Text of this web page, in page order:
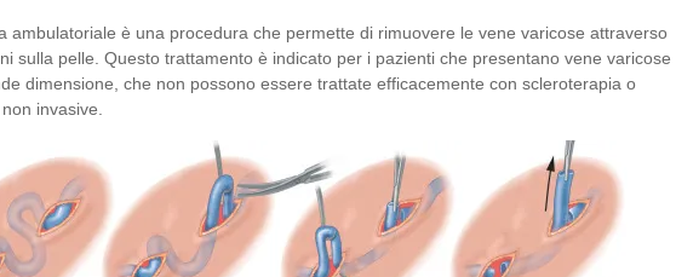
ambulatoriale è una procedura che permette di rimuovere le vene varicose attraverso
sulla pelle. Questo trattamento è indicato per i pazienti che presentano vene varicose
dimensione, che non possono essere trattate efficacemente con scleroterapia o
invasive.